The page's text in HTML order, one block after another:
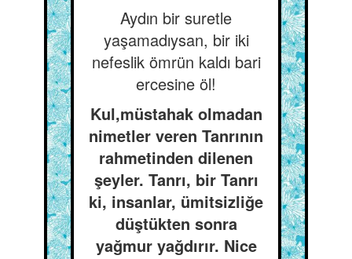
Aydın bir suretle
yaşamadıysan, bir iki
nefeslik ömrün kaldı bari
ercesine öl!
Kul,müstahak olmadan
nimetler veren Tanrının
rahmetinden dilenen
şeyler. Tanrı, bir Tanrı
ki, insanlar, ümitsizliğe
düştükten sonra
yağmur yağdırır. Nice